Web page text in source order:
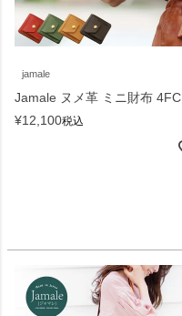
jamale
Jamale ヌメ革 ミニ財布 4FC
¥12,100税込